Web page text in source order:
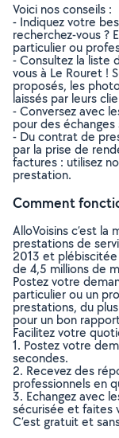
Voici nos conseils :
- Indiquez votre
recherchez-vous ?
particulier ou
- Consultez la liste
vous à Le Rouret !
proposés, les
laissés par leurs
- Conversez avec
pour des
- Du contrat de
par la prise de
factures : utilisez
prestation.
Comment
AlloVoisins c’est
prestations de
2013 et plébiscitée
de 4,5 millions de
Postez votre
particulier ou un
prestations, du
pour un bon
Facilitez votre
1. Postez votre
secondes.
2. Recevez des
professionnels en
3. Echangez avec
sécurisée et faites
C’est gratuit et